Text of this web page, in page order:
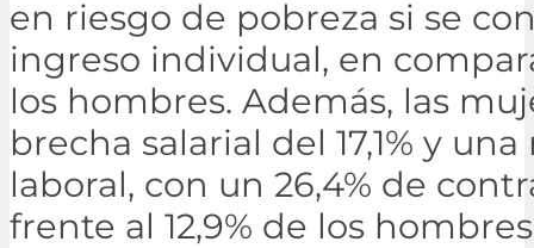
en riesgo de pobreza si se
ingreso individual, en
los hombres. Además, las
brecha salarial del 17,1% y
laboral, con un 26,4% de
frente al 12,9% de los